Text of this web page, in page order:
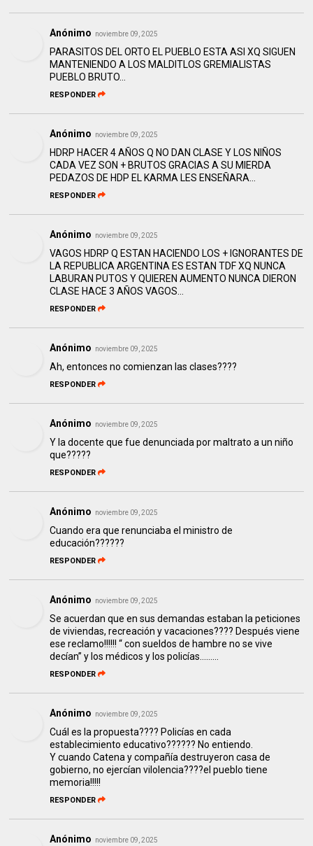
Anónimo noviembre 09, 2025
PARASITOS DEL ORTO EL PUEBLO ESTA ASI XQ SIGUEN
MANTENIENDO A LOS MALDITLOS GREMIALISTAS
PUEBLO BRUTO...
RESPONDER
Anónimo noviembre 09, 2025
HDRP HACER 4 AÑOS Q NO DAN CLASE Y LOS NIÑOS
CADA VEZ SON + BRUTOS GRACIAS A SU MIERDA
PEDAZOS DE HDP EL KARMA LES ENSEÑARA...
RESPONDER
Anónimo noviembre 09, 2025
VAGOS HDRP Q ESTAN HACIENDO LOS + IGNORANTES DE
LA REPUBLICA ARGENTINA ES ESTAN TDF XQ NUNCA
LABURAN PUTOS Y QUIEREN AUMENTO NUNCA DIERON
CLASE HACE 3 AÑOS VAGOS...
RESPONDER
Anónimo noviembre 09, 2025
Ah, entonces no comienzan las clases????
RESPONDER
Anónimo noviembre 09, 2025
Y la docente que fue denunciada por maltrato a un niño
que?????
RESPONDER
Anónimo noviembre 09, 2025
Cuando era que renunciaba el ministro de
educación??????
RESPONDER
Anónimo noviembre 09, 2025
Se acuerdan que en sus demandas estaban la peticiones
de viviendas, recreación y vacaciones???? Después viene
ese reclamo!!!!!! “ con sueldos de hambre no se vive
decían” y los médicos y los policías………
RESPONDER
Anónimo noviembre 09, 2025
Cuál es la propuesta???? Policías en cada
establecimiento educativo?????? No entiendo.
Y cuando Catena y compañía destruyeron casa de
gobierno, no ejercían vilolencia????el pueblo tiene
memoria!!!!!
RESPONDER
Anónimo noviembre 09, 2025